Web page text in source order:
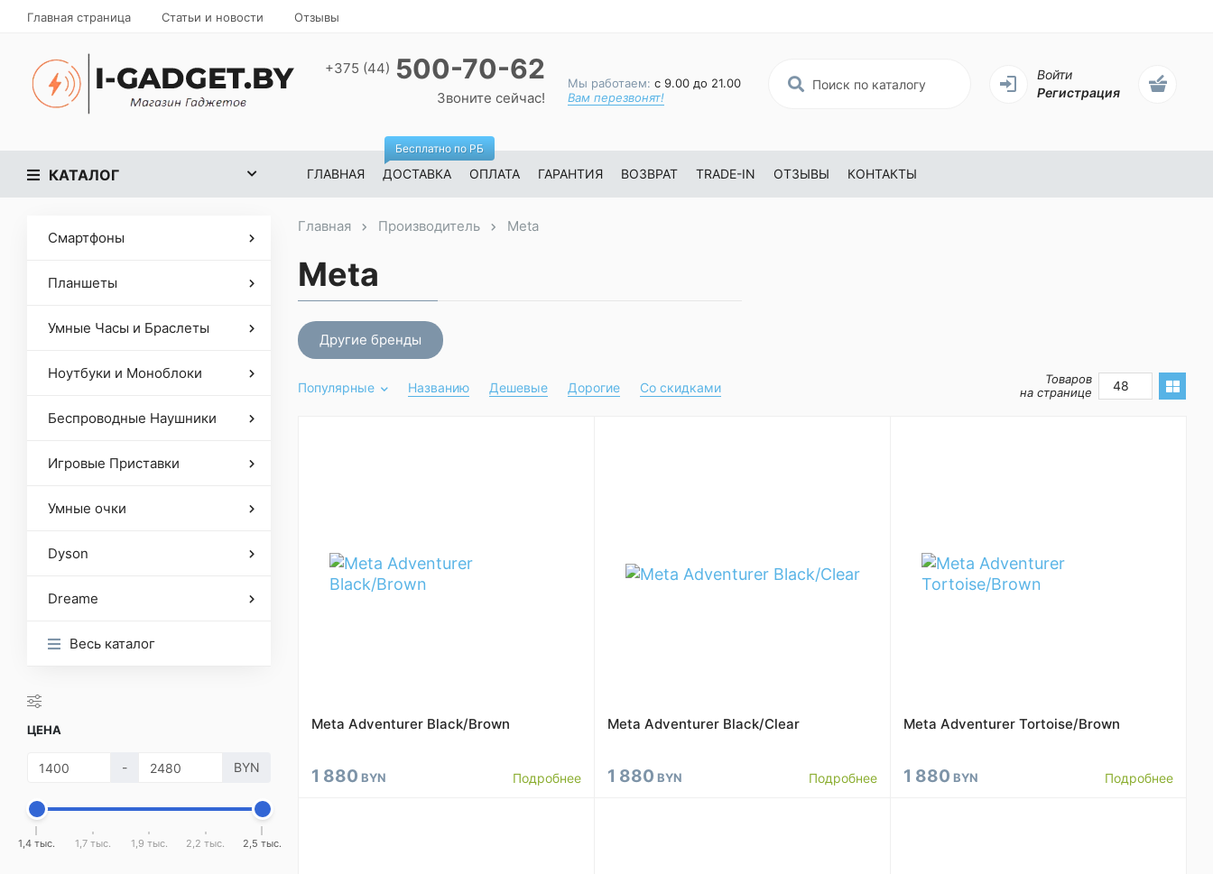
Главная страница Статьи и новости Отзывы
+375 (44) 500-70-62
Звоните сейчас!
Мы работаем: с 9.00 до 21.00
Вам перезвонят!
Войти
Регистрация
КАТАЛОГ ГЛАВНАЯ ДОСТАВКА
Бесплатно по РБ
ОПЛАТА ГАРАНТИЯ ВОЗВРАТ TRADE-IN ОТЗЫВЫ КОНТАКТЫ
Смартфоны
Планшеты
Умные Часы и Браслеты
Ноутбуки и Моноблоки
Беспроводные Наушники
Игровые Приставки
Умные очки
Dyson
Dreame
Весь каталог
ЦЕНА
- BYN
1,4 тыс. 1,7 тыс. 1,9 тыс. 2,2 тыс. 2,5 тыс.
Главная Производитель Meta
Meta
Другие бренды
Популярные Названию Дешевые Дорогие Со скидками
Товаров
на странице
48
Meta Adventurer Black/Brown
1 880 BYN Подробнее
Meta Adventurer Black/Clear
1 880 BYN Подробнее
Meta Adventurer Tortoise/Brown
1 880 BYN Подробнее